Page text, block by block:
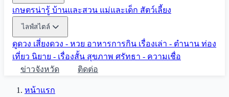
เกษตรน่ารู้ บ้านและสวน แม่และเด็ก สัตว์เลี้ยง
ไลฟ์สไตล์
ดูดวง เสี่ยงดวง - หวย อาหารการกิน เรื่องเล่า - ตำนาน ท่อง
เที่ยว นิยาย - เรื่องสั้น สุขภาพ ศรัทธา - ความเชื่อ
ข่าวจังหวัด
ติดต่อ
หน้าแรก